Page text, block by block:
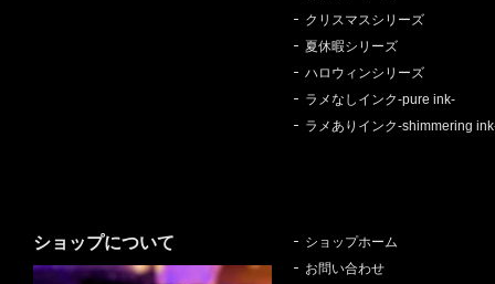
クリスマスシリーズ
夏休暇シリーズ
ハロウィンシリーズ
ラメなしインク-pure ink-
ラメありインク-shimmering
ショップについて
ショップホーム
お問い合わせ